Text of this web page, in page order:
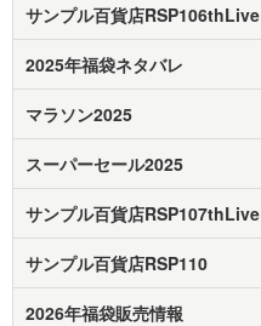
サンプル百貨店RSP106thLive
2025年福袋ネタバレ
マラソン2025
スーパーセール2025
サンプル百貨店RSP107thLive
サンプル百貨店RSP110
2026年福袋販売情報